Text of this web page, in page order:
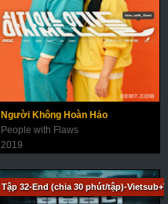
Người Không Hoàn Hảo
People with Flaws
2019
Tập 32-End (chia 30 phút/tập)-